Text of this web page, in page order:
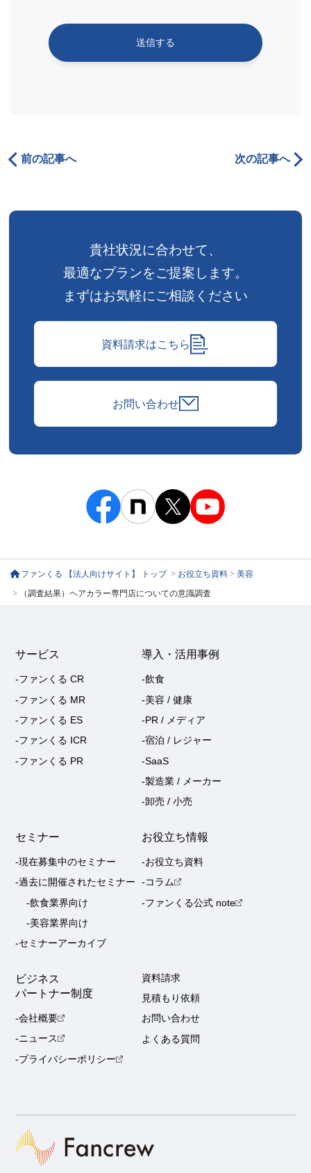
前の記事へ 次の記事へ
貴社状況に合わせて、
最適なプランをご提案します。
まずはお気軽にご相談ください
資料請求はこちら
お問い合わせ
ファンくる 【法人向けサイト】 トップ > お役立ち資料 >美容
> （調査結果）ヘアカラー専門店についての意識調査
サービス
-ファンくる CR
-ファンくる MR
-ファンくる ES
-ファンくる ICR
-ファンくる PR
導入・活用事例
-飲食
-美容 / 健康
-PR / メディア
-宿泊 / レジャー
-SaaS
-製造業 / メーカー
-卸売 / 小売
セミナー
-現在募集中のセミナー
-過去に開催されたセミナー
-飲食業界向け
-美容業界向け
-セミナーアーカイブ
お役立ち情報
-お役立ち資料
-コラム
-ファンくる公式 note
ビジネス
パートナー制度
-会社概要
-ニュース
-プライバシーポリシー
資料請求
見積もり依頼
お問い合わせ
よくある質問